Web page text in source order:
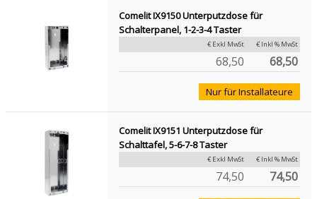
Comelit IX9150 Unterputzdose für
Schalterpanel, 1-2-3-4 Taster
€ Exkl MwSt € Inkl % MwSt
68,50 68,50
Nur für Installateure
Comelit IX9151 Unterputzdose für
Schalttafel, 5-6-7-8 Taster
€ Exkl MwSt € Inkl % MwSt
74,50 74,50